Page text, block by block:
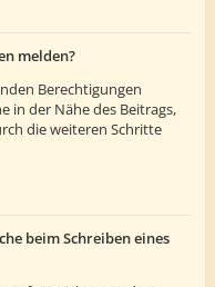
melden?
Berechtigungen
in der Nähe des Beitrags,
die weiteren Schritte
beim Schreiben eines